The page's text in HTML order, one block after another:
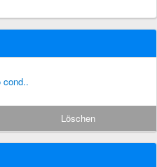
cond..
Löschen